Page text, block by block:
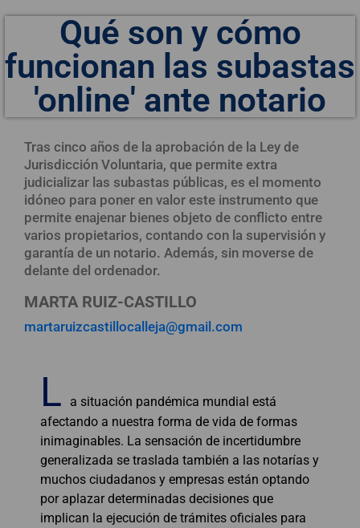
Qué son y cómo
funcionan las subastas
'online' ante notario
Tras cinco años de la aprobación de la Ley de
Jurisdicción Voluntaria, que permite extra
judicializar las subastas públicas, es el momento
idóneo para poner en valor este instrumento que
permite enajenar bienes objeto de conflicto entre
varios propietarios, contando con la supervisión y
garantía de un notario. Además, sin moverse de
delante del ordenador.
MARTA RUIZ-CASTILLO
martaruizcastillocalleja@gmail.com
L
a situación pandémica mundial está
afectando a nuestra forma de vida de formas
inimaginables. La sensación de incertidumbre
generalizada se traslada también a las notarías y
muchos ciudadanos y empresas están optando
por aplazar determinadas decisiones que
implican la ejecución de trámites oficiales para